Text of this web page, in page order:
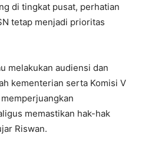
di tingkat pusat, perhatian
tetap menjadi prioritas
melakukan audiensi dan
kementerian serta Komisi V
memastikan hak-hak
Riswan.